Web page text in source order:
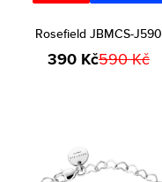
Rosefield JBMCS-J590
390 Kč590 Kč